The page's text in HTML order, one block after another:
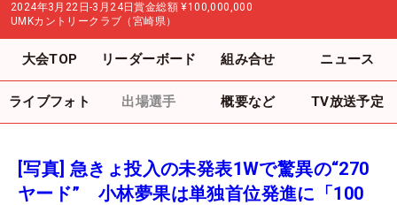
2024年3月22日-3月24日賞金総額 ¥100,000,000
UMKカントリークラブ（宮崎県）
大会TOP リーダーボード 組み合せ ニュース
ライブフォト 出場選手 概要など TV放送予定
[写真] 急きょ投入の未発表1Wで驚異の“270
ヤード” 小林夢果は単独首位発進に「100